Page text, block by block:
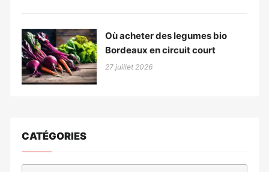
Où acheter des legumes bio
Bordeaux en circuit court
27 juillet 2026
CATÉGORIES